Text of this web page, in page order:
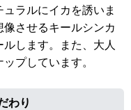
ラルにイカを誘いま
させるキールシンカ
します。また、大人
プしています。
わり